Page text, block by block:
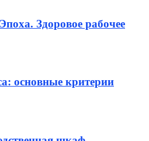
Здоровое рабочее
основные критерии